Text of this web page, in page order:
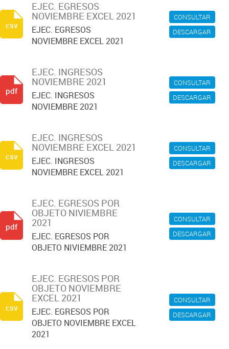
CONSULTAR
DESCARGAR
EJEC. EGRESOS
NOVIEMBRE EXCEL 2021
EJEC. EGRESOS
NOVIEMBRE EXCEL 2021
csv
CONSULTAR
DESCARGAR
EJEC. INGRESOS
NOVIEMBRE 2021
EJEC. INGRESOS
NOVIEMBRE 2021
pdf
CONSULTAR
DESCARGAR
EJEC. INGRESOS
NOVIEMBRE EXCEL 2021
EJEC. INGRESOS
NOVIEMBRE EXCEL 2021
csv
CONSULTAR
DESCARGAR
EJEC. EGRESOS POR
OBJETO NIVIEMBRE
2021
EJEC. EGRESOS POR
OBJETO NIVIEMBRE 2021
pdf
CONSULTAR
DESCARGAR
EJEC. EGRESOS POR
OBJETO NOVIEMBRE
EXCEL 2021
EJEC. EGRESOS POR
OBJETO NOVIEMBRE EXCEL
2021
csv